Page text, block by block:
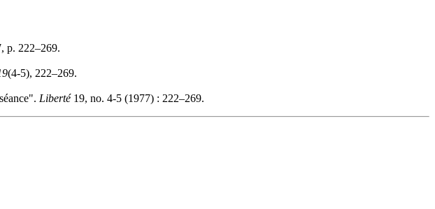
p. 222–269.
(4-5), 222–269.
Liberté19, no. 4-5 (1977) : 222–269.